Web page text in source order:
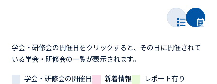
学会・研修会の開催日をクリックすると、その日に開催されて
いる学会・研修会の一覧が表示されます。
学会・研修会の開催日
新着情報 レポート有り